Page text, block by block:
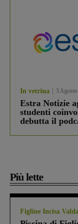
In vetrina 3
Estra Notizie
studenti
debutta il
Più lette
Figline Incisa